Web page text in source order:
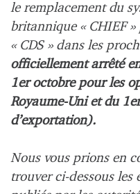
le remplacement du
britannique « CHIEF
« CDS » dans les
officiellement arrêté
1er octobre pour les
Royaume-Uni et du
d’exportation).
Nous vous prions en
trouver ci-dessous les